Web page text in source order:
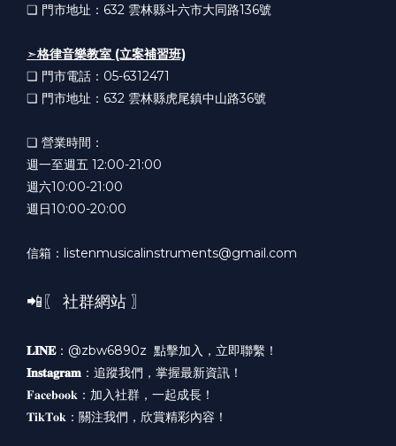
❏ 門市地址：632 雲林縣斗六市大同路136號
➣格律音樂教室 (立案補習班)
❏ 門市電話：05-6312471
❏ 門市地址：632 雲林縣虎尾鎮中山路36號
❏ 營業時間：
週一至週五 12:00-21:00
週六10:00-21:00
週日10:00-20:00
信箱：listenmusicalinstruments@gmail.com
📲〖 社群網站 〗
𝐋𝐈𝐍𝐄：@zbw6890z 點擊加入，立即聯繫！
𝐈𝐧𝐬𝐭𝐚𝐠𝐫𝐚𝐦 ： 追蹤我們，掌握最新資訊！
𝐅𝐚𝐜𝐞𝐛𝐨𝐨𝐤： 加入社群，一起成長！
𝐓𝐢𝐤𝐓𝐨𝐤： 關注我們，欣賞精彩內容！